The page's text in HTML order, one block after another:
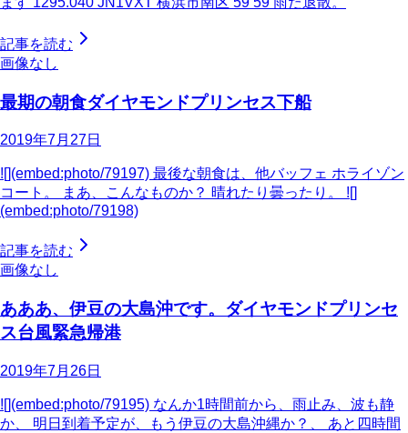
記事を読む
画像なし
最期の朝食ダイヤモンドプリンセス下船
2019年7月27日
![](embed:photo/79197) 最後な朝食は、他バッフェ ホライゾン
コート。 まあ、こんなものか？ 晴れたり曇ったり。 ![]
(embed:photo/79198)
記事を読む
画像なし
あああ、伊豆の大島沖です。ダイヤモンドプリンセ
ス台風緊急帰港
2019年7月26日
![](embed:photo/79195) なんか1時間前から、雨止み、波も静
か、 明日到着予定が、もう伊豆の大島沖縄か？、 あと四時間